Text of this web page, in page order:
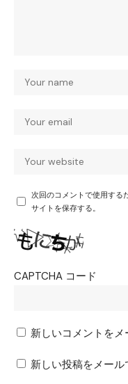
次回のコメントで使用する
サイトを保存する。
CAPTCHA コード
新しいコメントをメ
新しい投稿をメール